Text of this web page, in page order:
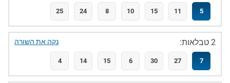
25 24 8 10 15 11 5
2 טבלאות:
4 14 15 6 30 27 7
נקה את השורה